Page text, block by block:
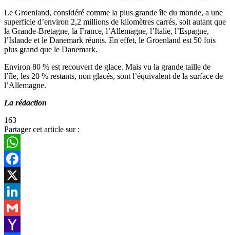
Le Groenland, considéré comme la plus grande île du monde, a une
superficie d’environ 2,2 millions de kilomètres carrés, soit autant que
la Grande-Bretagne, la France, l’Allemagne, l’Italie, l’Espagne,
l’Islande et le Danemark réunis. En effet, le Groenland est 50 fois
plus grand que le Danemark.
Environ 80 % est recouvert de glace. Mais vu la grande taille de
l’île, les 20 % restants, non glacés, sont l’équivalent de la surface de
l’Allemagne.
La rédaction
163
Partager cet article sur :
WhatsApp
Facebook
X
LinkedIn
Gmail